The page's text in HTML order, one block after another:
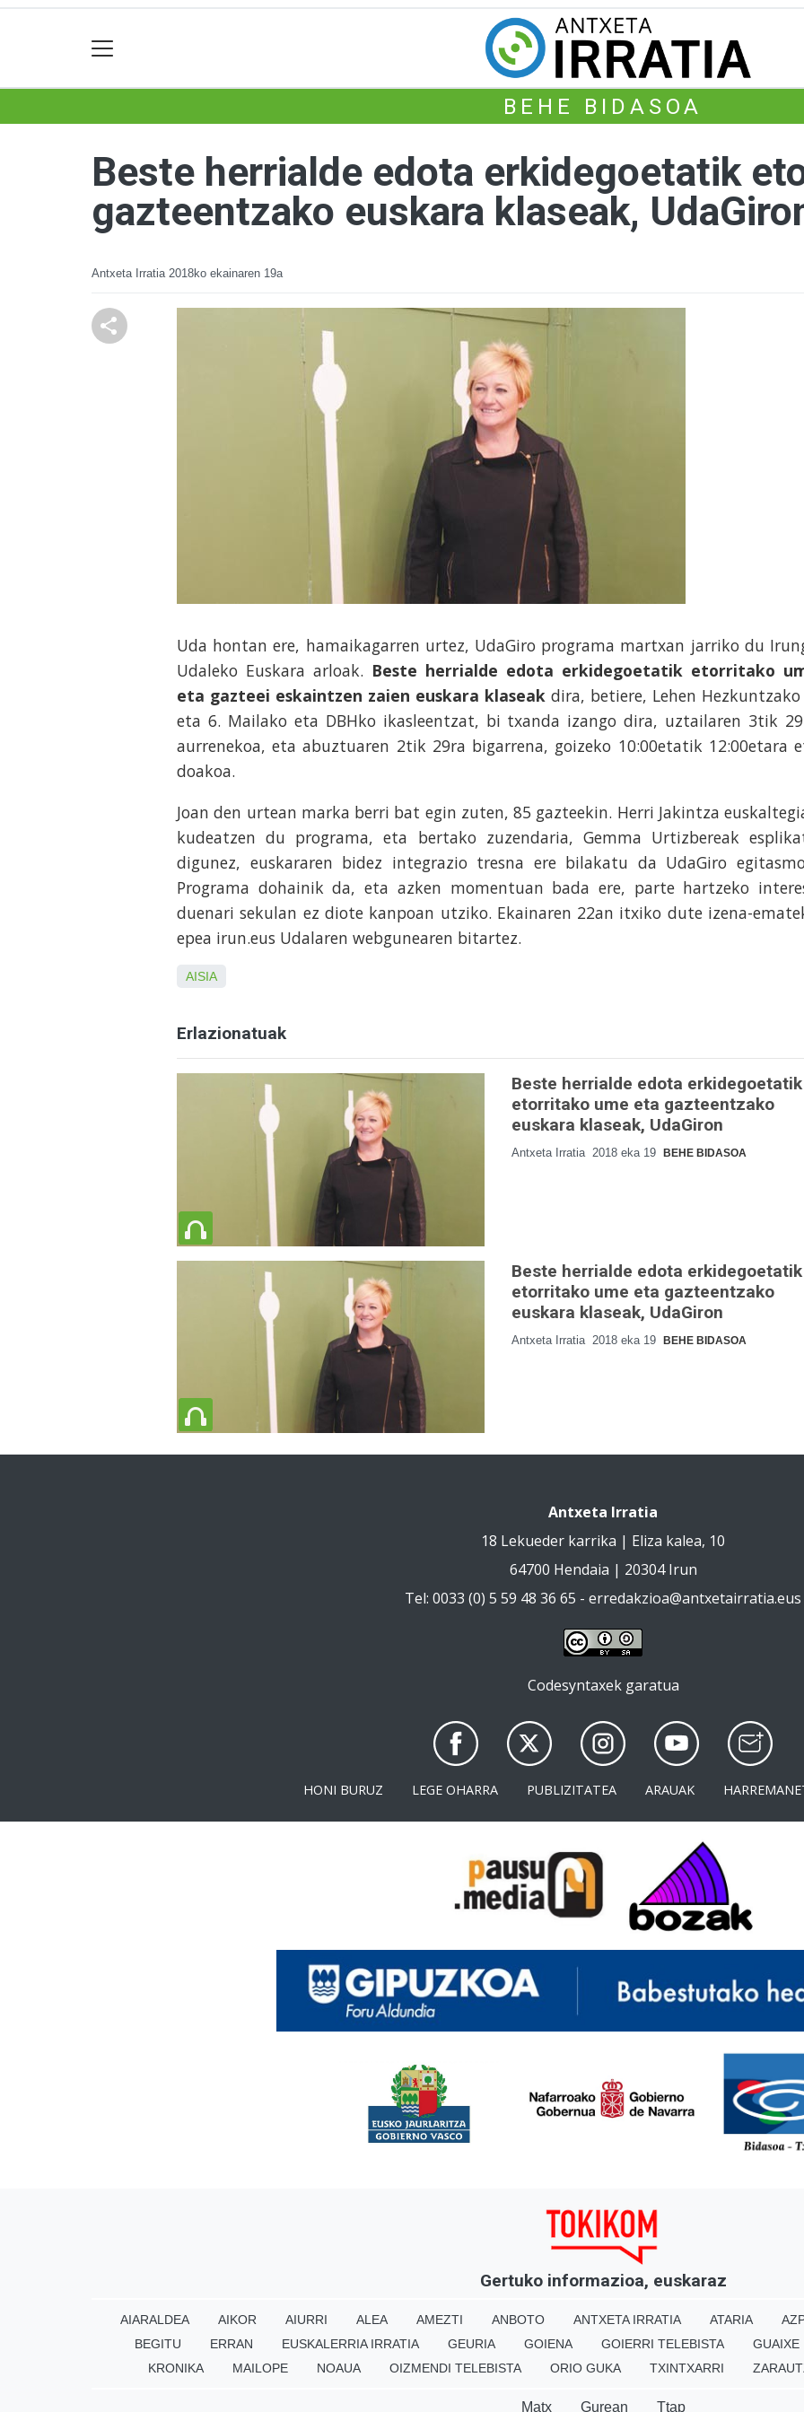
BEHE BIDASOA
Beste herrialde edota erkidegoetatik
gazteentzako euskara klaseak,
Antxeta Irratia 2018ko ekainaren 19a
Uda hontan ere, hamaikagarren urtez, UdaGiro programa martxan jarriko du
Udaleko Euskara arloak. Beste herrialde edota erkidegoetatik etorritako
eta gazteei eskaintzen zaien euskara klaseak dira, betiere, Lehen Hezkuntzako
eta 6. Mailako eta DBHko ikasleentzat, bi txanda izango dira, uztailaren 3tik
aurrenekoa, eta abuztuaren 2tik 29ra bigarrena, goizeko 10:00etatik 12:00etara
doakoa.
Joan den urtean marka berri bat egin zuten, 85 gazteekin. Herri Jakintza
kudeatzen du programa, eta bertako zuzendaria, Gemma Urtizbereak
digunez, euskararen bidez integrazio tresna ere bilakatu da UdaGiro
Programa dohainik da, eta azken momentuan bada ere, parte hartzeko
duenari sekulan ez diote kanpoan utziko. Ekainaren 22an itxiko dute izena-
epea irun.eus Udalaren webgunearen bitartez.
AISIA
Erlazionatuak
Beste herrialde edota erkidegoetatik
etorritako ume eta gazteentzako
euskara klaseak, UdaGiron
Antxeta Irratia 2018 eka 19 BEHE BIDASOA
Beste herrialde edota erkidegoetatik
etorritako ume eta gazteentzako
euskara klaseak, UdaGiron
Antxeta Irratia 2018 eka 19 BEHE BIDASOA
Antxeta Irratia
18 Lekueder karrika | Eliza kalea, 10
64700 Hendaia | 20304 Irun
Tel: 0033 (0) 5 59 48 36 65 - erredakzioa@antxetairratia.eus
Codesyntaxek garatua
HONI BURUZ LEGE OHARRA PUBLIZITATEA ARAUAK
Gertuko informazioa, euskaraz
AIARALDEA AIKOR AIURRI ALEA AMEZTI ANBOTO ANTXETA IRRATIA ATARIA
BEGITU
ERRAN EUSKALERRIA IRRATIA GEURIA GOIENA GOIERRI TELEBISTA GUAIXE
KRONIKA
MAILOPE NOAUA OIZMENDI TELEBISTA ORIO GUKA TXINTXARRI
Matx Gurean Ttap